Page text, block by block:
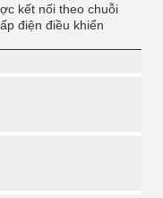
kết nối theo chuỗi
điện điều khiển